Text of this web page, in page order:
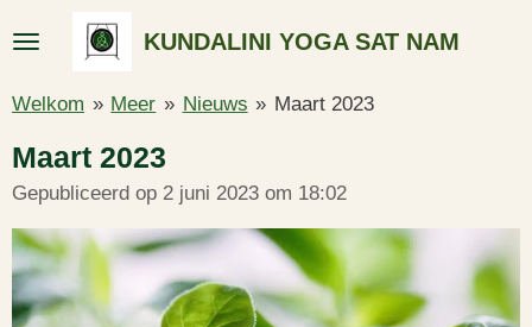
direct
de
hoofdinhoud
KUNDALINI YOGA SAT NAM
Welkom » Meer » Nieuws » Maart 2023
Maart 2023
Gepubliceerd op 2 juni 2023 om 18:02